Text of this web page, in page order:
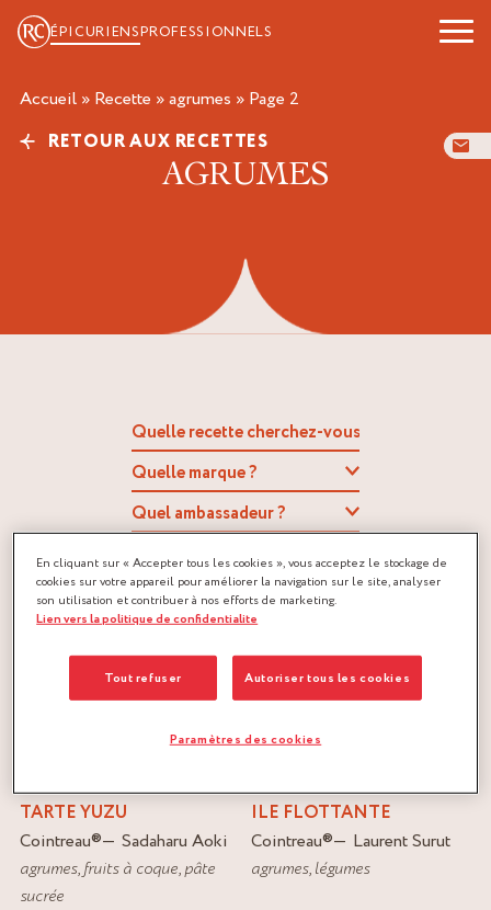
ÉPICURIENSPROFESSIONNELS
Accueil » Recette »agrumes » page 2
RETOUR AUX RECETTES
AGRUMES
RÉINITIALISER
TARTE YUZU
Cointreau®
Sadaharu Aoki
agrumes,fruits à coque,pâte
sucrée
ILE FLOTTANTE
Cointreau®
Laurent Surut
agrumes,légumes
En cliquant sur « Accepter tous les cookies », vous acceptez le stockage de
cookies sur votre appareil pour améliorer la navigation sur le site, analyser
son utilisation et contribuer à nos efforts de marketing.
Lien vers la politique de confidentialite
Tout refuser Autoriser tous les cookies
Paramètres des cookies